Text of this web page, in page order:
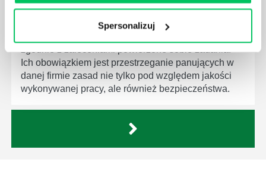
Spersonalizuj
LABORATORIUM?
W każdym miejscu pracy osoby zatrudnione na
Ich obowiązkiem jest przestrzeganie panujących w
danej firmie zasad nie tylko pod względem jakości
wykonywanej pracy, ale również bezpieczeństwa.